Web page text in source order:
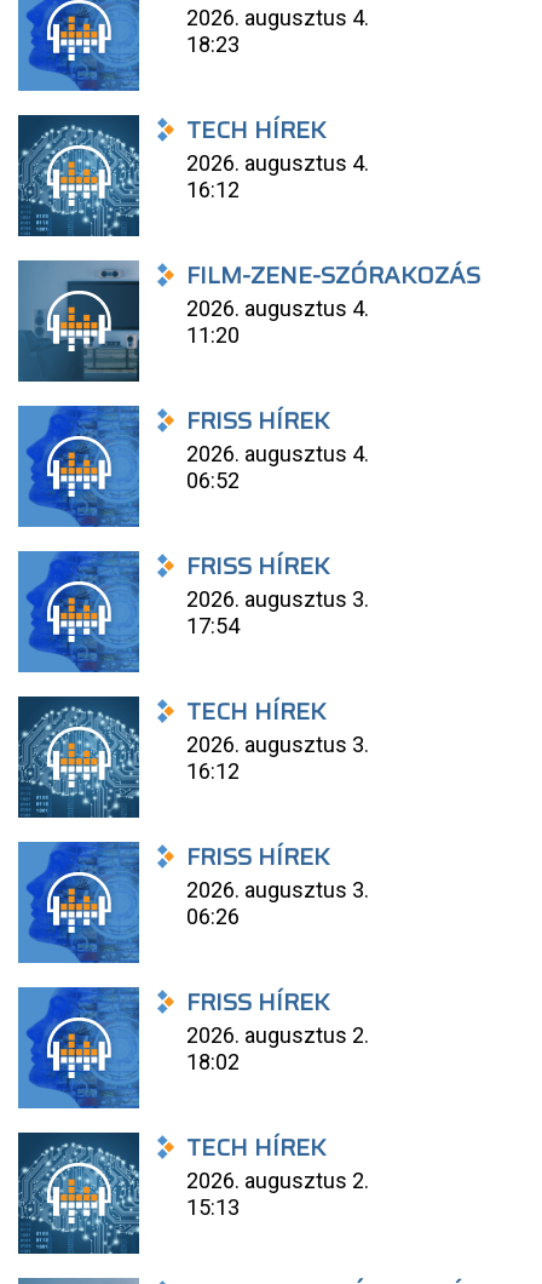
2026. augusztus 4.
18:23
TECH HÍREK
2026. augusztus 4.
16:12
FILM-ZENE-SZÓRAKOZÁS
2026. augusztus 4.
11:20
FRISS HÍREK
2026. augusztus 4.
06:52
FRISS HÍREK
2026. augusztus 3.
17:54
TECH HÍREK
2026. augusztus 3.
16:12
FRISS HÍREK
2026. augusztus 3.
06:26
FRISS HÍREK
2026. augusztus 2.
18:02
TECH HÍREK
2026. augusztus 2.
15:13